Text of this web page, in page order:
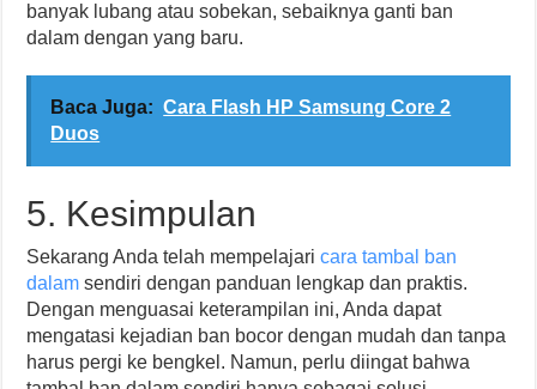
banyak lubang atau sobekan, sebaiknya ganti ban
dalam dengan yang baru.
Baca Juga: Cara Flash HP Samsung Core 2
Duos
5. Kesimpulan
Sekarang Anda telah mempelajaricara tambal ban
dalam sendiri dengan panduan lengkap dan praktis.
Dengan menguasai keterampilan ini, Anda dapat
mengatasi kejadian ban bocor dengan mudah dan tanpa
harus pergi ke bengkel. Namun, perlu diingat bahwa